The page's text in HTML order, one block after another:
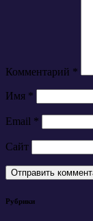
Комментарий *
Имя *
Email *
Сайт
Рубрики